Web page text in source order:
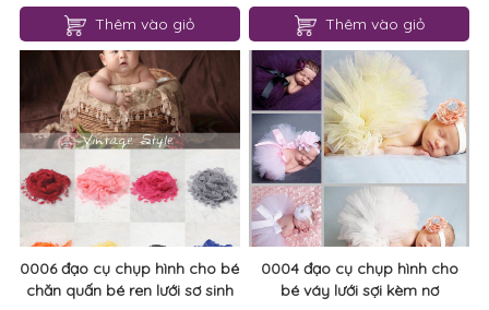
Thêm vào giỏ Thêm vào giỏ
0006 đạo cụ chụp hình cho bé
chăn quấn bé ren lưới sơ sinh
0004 đạo cụ chụp hình cho
bé váy lưới sợi kèm nơ